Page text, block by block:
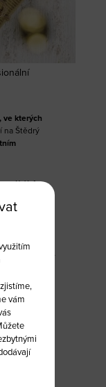
ve kterých
na Štědrý
či
značky
speciální
tak získáte
pleť.
vám